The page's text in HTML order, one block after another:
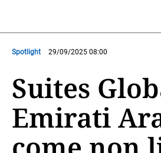
Spotlight 29/09/2025 08:00
Suites
Emirati